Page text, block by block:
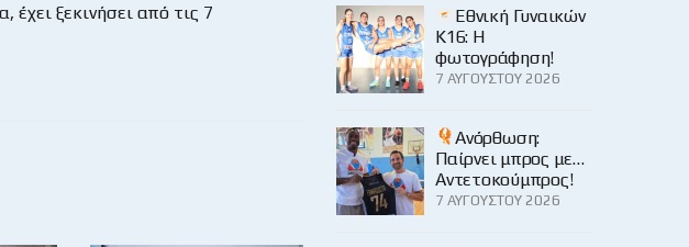
ξεκινήσει από τις 7
Εθνική Γυναικών
Κ16: Η
φωτογράφηση!
7 ΑΥΓΟΎΣΤΟΥ 2026
Ανόρθωση:
Παίρνει μπρος με…
Αντετοκούμπρος!
7 ΑΥΓΟΎΣΤΟΥ 2026